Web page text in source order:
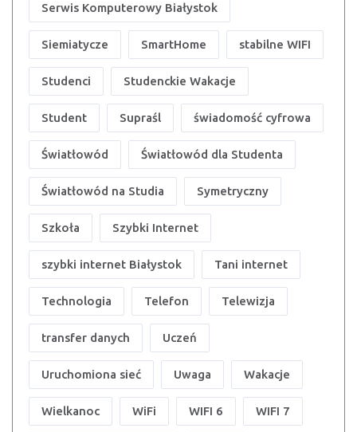
Serwis Komputerowy Białystok
Siemiatycze SmartHome stabilne WIFI
Studenci Studenckie Wakacje
Student Supraśl świadomość cyfrowa
Światłowód Światłowód dla Studenta
Światłowód na Studia Symetryczny
Szkoła Szybki Internet
szybki internet Białystok Tani internet
Technologia Telefon Telewizja
transfer danych Uczeń
Uruchomiona sieć Uwaga Wakacje
Wielkanoc WiFi WIFI 6 WIFI 7